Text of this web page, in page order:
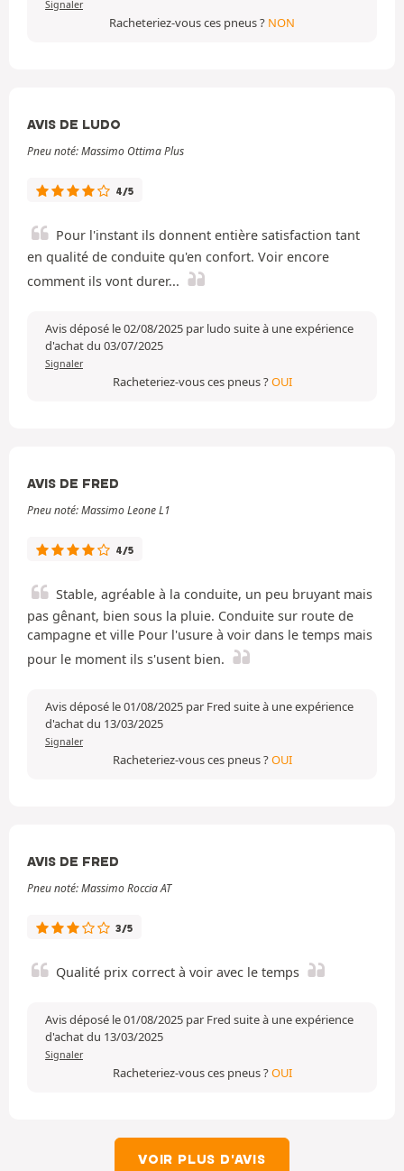
Signaler
Racheteriez-vous ces pneus ? NON
AVIS DE LUDO
Pneu noté: Massimo Ottima Plus
4/5
Pour l'instant ils donnent entière satisfaction tant
en qualité de conduite qu'en confort. Voir encore
comment ils vont durer...
Avis déposé le 02/08/2025 par ludo suite à une expérience
d'achat du 03/07/2025
Signaler
Racheteriez-vous ces pneus ?OUI
AVIS DE FRED
Pneu noté: Massimo Leone L1
4/5
Stable, agréable à la conduite, un peu bruyant mais
pas gênant, bien sous la pluie. Conduite sur route de
campagne et ville Pour l'usure à voir dans le temps mais
pour le moment ils s'usent bien.
Avis déposé le 01/08/2025 par Fred suite à une expérience
d'achat du 13/03/2025
Signaler
Racheteriez-vous ces pneus ?OUI
AVIS DE FRED
Pneu noté: Massimo Roccia AT
3/5
Qualité prix correct à voir avec le temps
Avis déposé le 01/08/2025 par Fred suite à une expérience
d'achat du 13/03/2025
Signaler
Racheteriez-vous ces pneus ?OUI
VOIR PLUS D'AVIS